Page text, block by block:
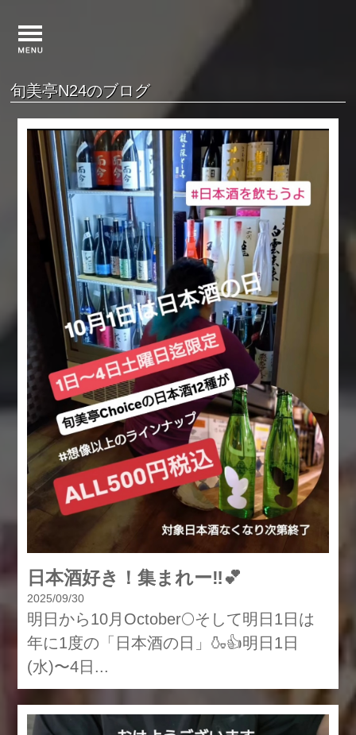
旬美亭N24のブログ
日本酒好き！集まれー‼️💕
2025/09/30
明日から10月October🌕そして明日1日は
年に1度の「日本酒の日」🍶👍明日1日
(水)〜4日...